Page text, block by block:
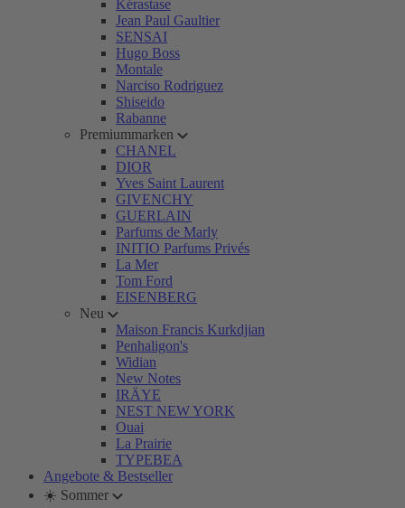
Kérastase
Jean Paul Gaultier
SENSAI
Hugo Boss
Montale
Narciso Rodriguez
Shiseido
Rabanne
Premiummarken
CHANEL
DIOR
Yves Saint Laurent
GIVENCHY
GUERLAIN
Parfums de Marly
INITIO Parfums Privés
La Mer
Tom Ford
EISENBERG
Neu
Maison Francis Kurkdjian
Penhaligon's
Widian
New Notes
IRÄYE
NEST NEW YORK
Ouai
La Prairie
TYPEBEA
Angebote & Bestseller
☀️ Sommer